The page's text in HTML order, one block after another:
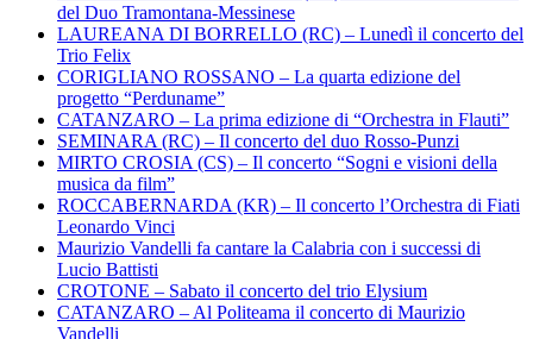
del Duo Tramontana-Messinese
LAUREANA DI BORRELLO (RC) – Lunedì il concerto del
Trio Felix
CORIGLIANO ROSSANO – La quarta edizione del
progetto “Perduname”
CATANZARO – La prima edizione di “Orchestra in Flauti”
SEMINARA (RC) – Il concerto del duo Rosso-Punzi
MIRTO CROSIA (CS) – Il concerto “Sogni e visioni della
musica da film”
ROCCABERNARDA (KR) – Il concerto l’Orchestra di Fiati
Leonardo Vinci
Maurizio Vandelli fa cantare la Calabria con i successi di
Lucio Battisti
CROTONE – Sabato il concerto del trio Elysium
CATANZARO – Al Politeama il concerto di Maurizio
Vandelli